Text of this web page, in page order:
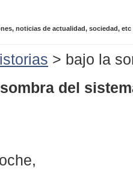
noticias de actualidad, sociedad, etc
> bajo la
del